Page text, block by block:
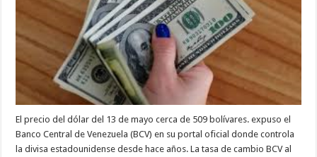
El precio del dólar del 13 de mayo cerca de 509 bolívares. expuso el
Banco Central de Venezuela (BCV) en su portal oficial donde controla
la divisa estadounidense desde hace años. La tasa de cambio BCV al